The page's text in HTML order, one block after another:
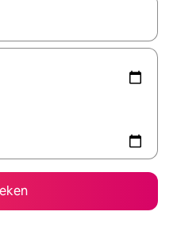
zijn, maak je een keuze